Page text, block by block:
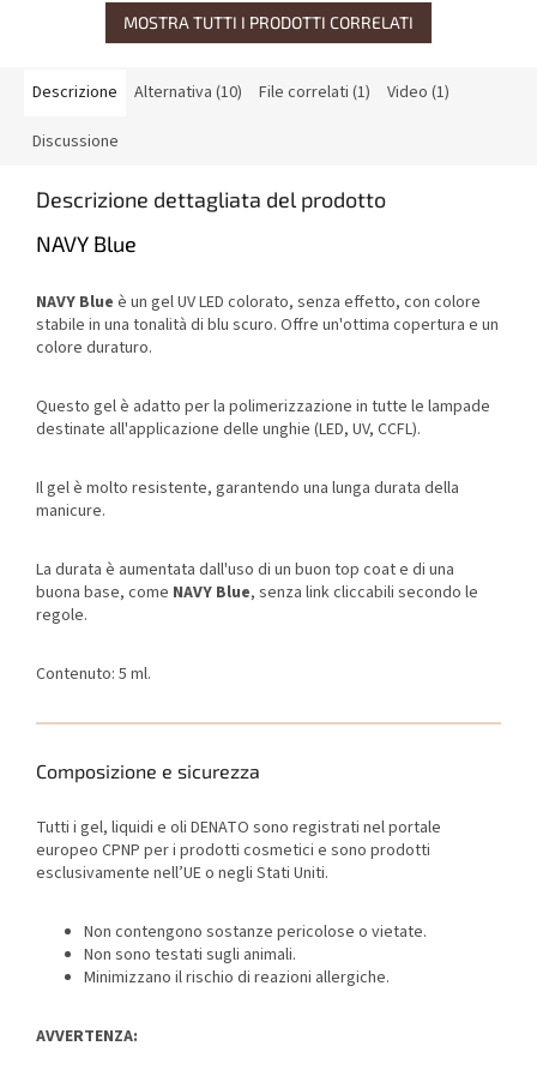
MOSTRA TUTTI I PRODOTTI CORRELATI
Descrizione Alternativa (10) File correlati (1) Video (1)
Discussione
Descrizione dettagliata del prodotto
NAVY Blue
NAVY Blue è un gel UV LED colorato, senza effetto, con colore
stabile in una tonalità di blu scuro. Offre un'ottima copertura e un
colore duraturo.
Questo gel è adatto per la polimerizzazione in tutte le lampade
destinate all'applicazione delle unghie (LED, UV, CCFL).
Il gel è molto resistente, garantendo una lunga durata della
manicure.
La durata è aumentata dall'uso di un buon top coat e di una
buona base, come NAVY Blue, senza link cliccabili secondo le
regole.
Contenuto: 5 ml.
Composizione e sicurezza
Tutti i gel, liquidi e oli DENATO sono registrati nel portale
europeo CPNP per i prodotti cosmetici e sono prodotti
esclusivamente nell’UE o negli Stati Uniti.
Non contengono sostanze pericolose o vietate.
Non sono testati sugli animali.
Minimizzano il rischio di reazioni allergiche.
AVVERTENZA: